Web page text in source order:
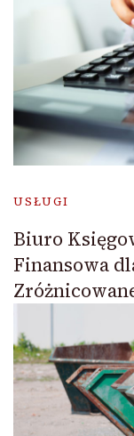
USŁUGI
Biuro
Finansowa